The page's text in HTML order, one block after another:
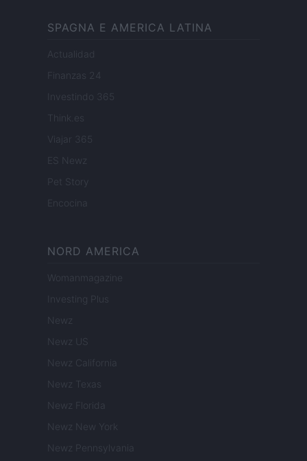
SPAGNA E AMERICA LATINA
Actualidad
Finanzas 24
Investindo 365
Think.es
Viajar 365
ES Newz
Pet Story
Encocina
NORD AMERICA
Womanmagazine
Investing Plus
Newz
Newz US
Newz California
Newz Texas
Newz Florida
Newz New York
Newz Pennsylvania